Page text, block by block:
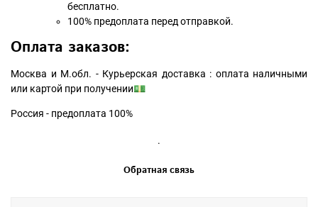
бесплатно.
100% предоплата перед отправкой.
Оплата заказов:
Москва и М.обл. - Курьерская доставка : оплата наличными
или картой при получении💵
Россия - предоплата 100%
.
Обратная связь